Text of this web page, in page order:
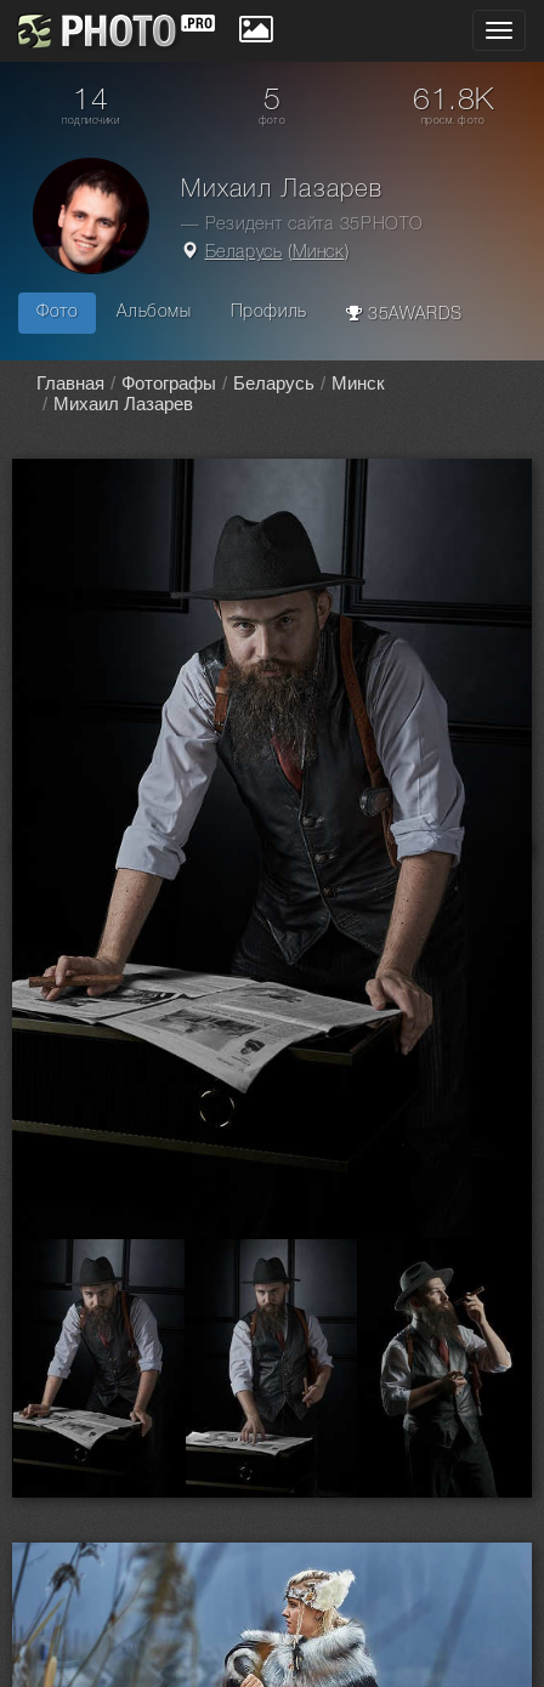
14
подписчики
5
фото
61.8K
просм. фото
Михаил Лазарев
— Резидент сайта 35PHOTO
Беларусь ( Минск)
Фото Альбомы Профиль 35AWARDS
Главная Фотографы Беларусь
Минск
Михаил Лазарев